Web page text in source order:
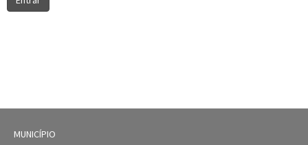
MUNICÍPIO